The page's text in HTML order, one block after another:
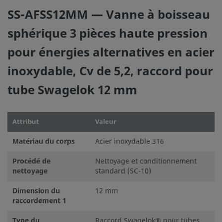
©2026Swagelok Company.Tous droits réservés.
SS-AFSS12MM — Vanne à boisseau
sphérique 3 pièces haute pression
pour énergies alternatives en acier
inoxydable, Cv de 5,2, raccord pour
tube Swagelok 12 mm
Attribut Valeur
Matériau du corps
Acier inoxydable 316
Procédé de
nettoyage
Nettoyage et conditionnement
standard (SC-10)
Dimension du
raccordement 1
12 mm